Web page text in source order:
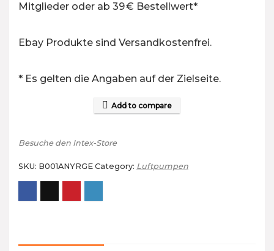
Mitglieder oder ab 39 € Bestellwert*
Ebay Produkte sind Versandkostenfrei.
* Es gelten die Angaben auf der Zielseite.
Add to compare
Besuche den Intex-Store
SKU: B001ANYRGE Category: Luftpumpen